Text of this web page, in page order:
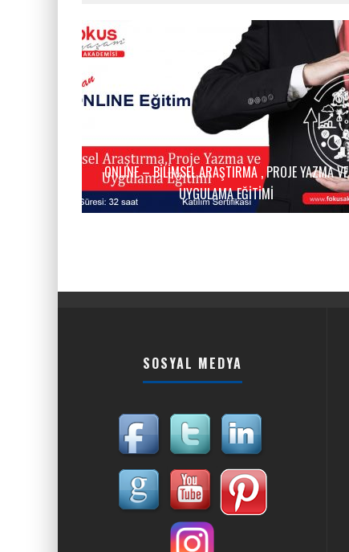
ONLINE – BILIMSEL ARAŞTIRMA , PROJE YAZMA VE
UYGULAMA EĞITIMI
SOSYAL MEDYA